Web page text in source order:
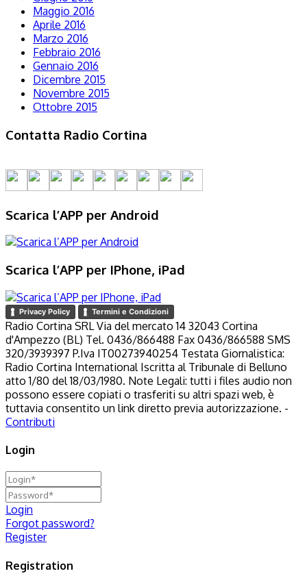
Maggio 2016
Aprile 2016
Marzo 2016
Febbraio 2016
Gennaio 2016
Dicembre 2015
Novembre 2015
Ottobre 2015
Contatta Radio Cortina
Scarica l’APP per Android
Scarica l’APP per IPhone, iPad
Privacy Policy Termini e Condizioni
Radio Cortina SRL Via del mercato 14 32043 Cortina
d'Ampezzo (BL) Tel. 0436/866488 Fax 0436/866588 SMS
320/3939397 P.Iva IT00273940254 Testata Giornalistica:
Radio Cortina International Iscritta al Tribunale di Belluno
atto 1/80 del 18/03/1980. Note Legali: tutti i files audio non
possono essere copiati o trasferiti su altri spazi web, è
tuttavia consentito un link diretto previa autorizzazione. -
Contributi
Login
Login
Forgot password?
Register
Registration